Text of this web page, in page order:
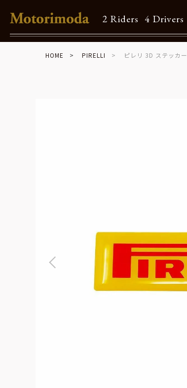
2 Riders 4 Drivers
Shop Info
HOME PIRELLI ピレリ 3D ステッカー